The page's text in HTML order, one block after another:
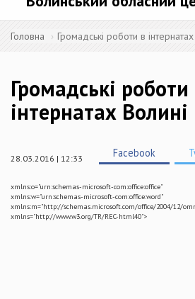
Головна Громадські роботи в
Громадські роботи
інтернатах Волині
28.03.2016 | 12:33 Facebook
xmlns:o="urn:schemas-microsoft-com:office:office"
xmlns:w="urn:schemas-microsoft-com:office:word"
xmlns:m="http://schemas.microsoft.com/office/2004/12/
xmlns="http://www.w3.org/TR/REC-html40">